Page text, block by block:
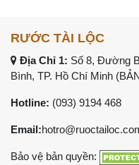
RƯỚC TÀI LỘC
Địa Chỉ 1: Số 8, Đường
Bình, TP. Hồ Chí Minh (
Hotline: (093) 9194 468
Email:
Bảo vệ bản quyền: